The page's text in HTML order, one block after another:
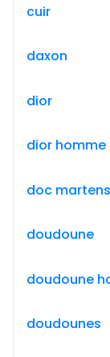
cuir
daxon
dior
dior homme
doc martens
doudoune
doudoune
doudounes